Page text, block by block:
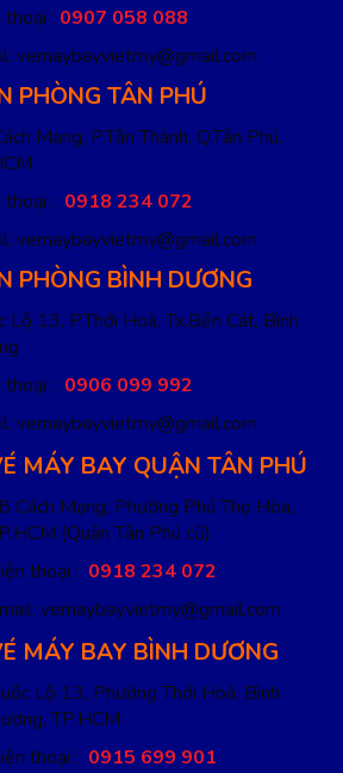
: 0907 058 088
vemaybayvietmy@gmail.com
PHÒNG TÂN PHÚ
Mạng, P.Tân Thành, Q.Tân Phú,
: 0918 234 072
vemaybayvietmy@gmail.com
PHÒNG BÌNH DƯƠNG
Lộ 13, P.Thới Hoà, Tx.Bến Cát, Bình
: 0906 099 992
vemaybayvietmy@gmail.com
MÁY BAY QUẬN TÂN PHÚ
Cách Mạng, Phường Phú Thọ Hòa,
(Quận Tân Phú cũ)
thoại : 0918 234 072
vemaybayvietmy@gmail.com
MÁY BAY BÌNH DƯƠNG
Lộ 13, Phường Thới Hoà, Bình
TP.HCM
thoại : 0915 699 901